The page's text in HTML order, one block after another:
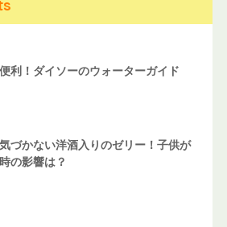
利！ダイソーのウォーターガイド
づかない洋酒入りのゼリー！子供が
の影響は？